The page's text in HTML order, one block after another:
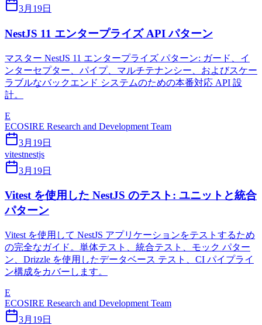
3月19日
NestJS 11 エンタープライズ API パターン
マスター NestJS 11 エンタープライズ パターン: ガード、イ
ンターセプター、パイプ、マルチテナンシー、およびスケー
ラブルなバックエンド システムのための本番対応 API 設
計。
E
ECOSIRE Research and Development Team
3月19日
vitestnestjs
3月19日
Vitest を使用した NestJS のテスト: ユニットと統合
パターン
Vitest を使用して NestJS アプリケーションをテストするため
の完全なガイド。単体テスト、統合テスト、モック パター
ン、Drizzle を使用したデータベース テスト、CI パイプライ
ン構成をカバーします。
E
ECOSIRE Research and Development Team
3月19日